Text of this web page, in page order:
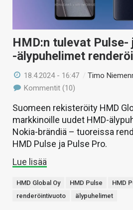
HMD:n tulevat Pulse-
-älypuhelimet
18.4.2024 - 16:47 /Timo
Kommentit (10)
Suomeen rekisteröity HMD
markkinoille uudet HMD-
Nokia-brändiä – tuoreissa
HMD Pulse ja Pulse Pro.
Lue lisää
HMD Global Oy HMD Pulse
HMD
renderöintivuoto
älypuhelimet